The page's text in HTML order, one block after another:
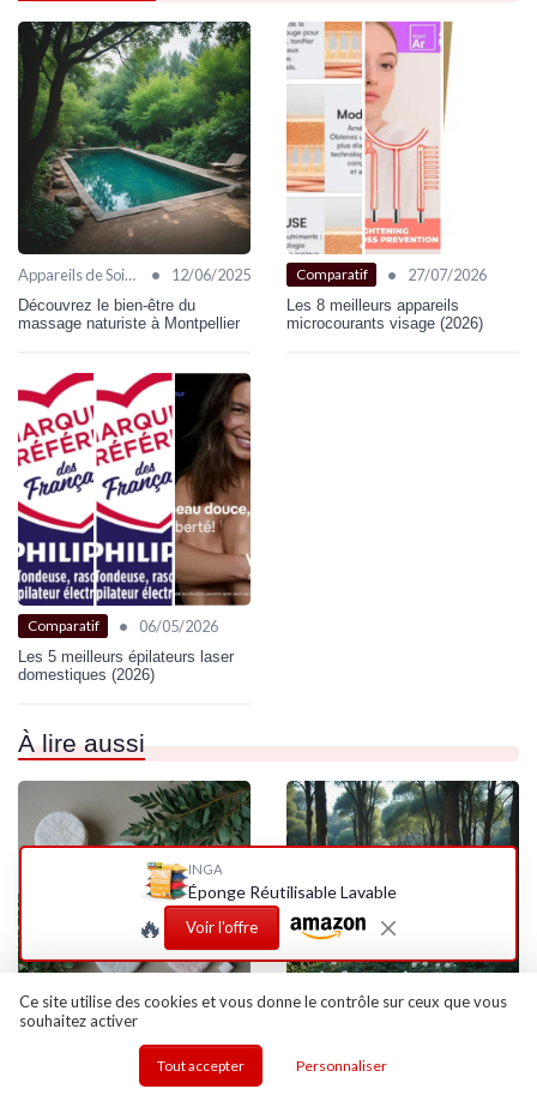
Appareils de Soin Visage • 12/06/2025
Découvrez le bien-être du
massage naturiste à Montpellier
Comparatif • 27/07/2026
Les 8 meilleurs appareils
microcourants visage (2026)
Comparatif • 06/05/2026
Les 5 meilleurs épilateurs laser
domestiques (2026)
À lire aussi
Cotons Réutilisables
L'essor des cotons réutilisables
dans l'industrie cosmétique
L'impact des cotons à
INGA
Éponge Réutilisable Lavable
🔥 Voir l'offre
Ce site utilise des cookies et vous donne le contrôle sur ceux que vous
souhaitez activer
Tout accepter Personnaliser